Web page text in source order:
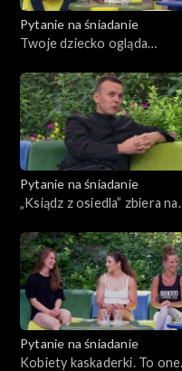
Ludzie
Zdrowie
Porady
Czerwony Dywan
Uroda
Moda
Materiały
Pytanie na śniadanie
Twoje dziecko ogląda
je przed tym uchronić?
Pytanie na śniadanie
„Ksiądz z osiedla” zbiera na
pracy się nie boi
Pytanie na śniadanie
Kobiety kaskaderki. To one